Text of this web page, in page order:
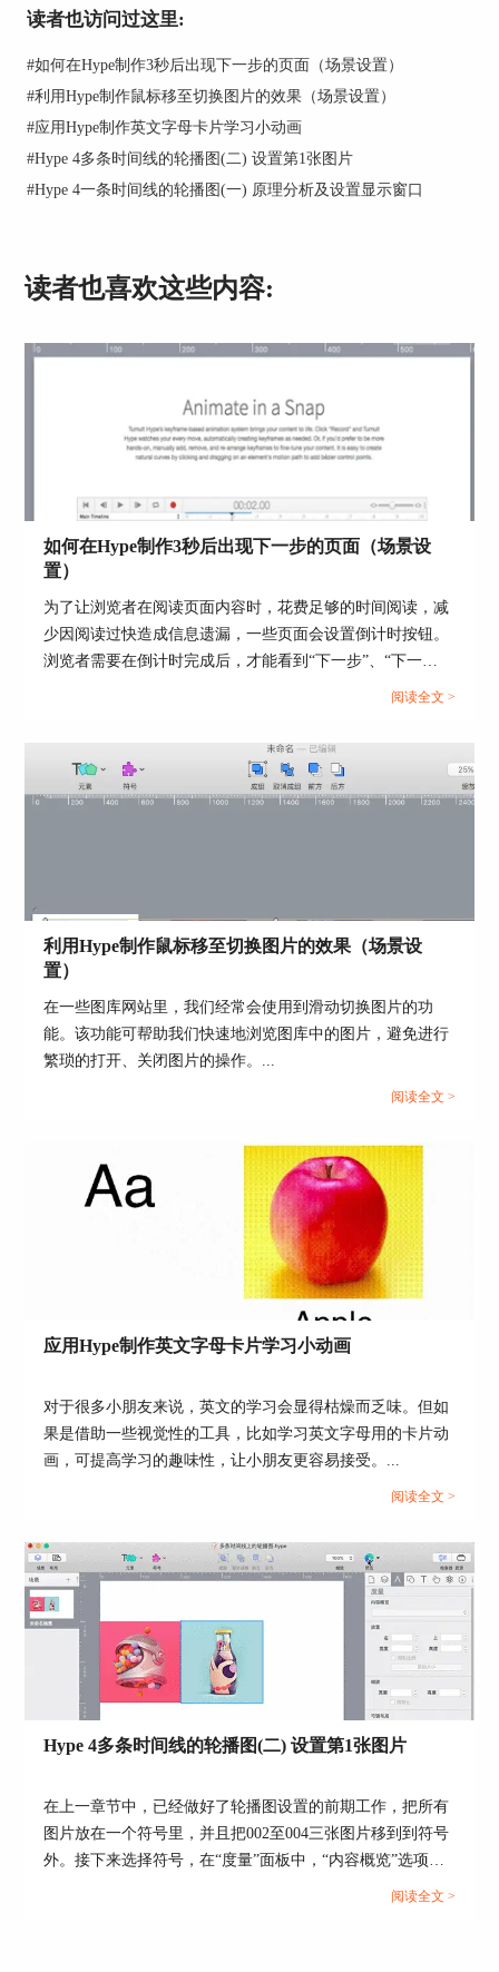
要的个人信息主页页面就已经完成了，需要注意的
是，此时的个人信息主页有一小部分是在场景外
图3：顶部页面展示
二、十字形信封制作
第一步：在“元素”按钮中加入一个矩形元素，然后
变”，第一个颜色的颜色为纯白色，第二个渐变的
颜色颜色代码为“#D6D6D6”,具体如下图4，同时
在“度量检查器”中设置上述矩形的位置都为0px，
图4：矩形颜色渐变
两个矩形元素，同时设置两个矩形的背景颜色为灰
色，颜色代码为“#B9B9B9”，然后调整其中一个矩
形的左边位置为0px，上边位置为45px，宽度为
90px，高度为3px；再调整另一个矩形的左边位置
90px，最终“十字形”的页面效果如下图5红框所
示。
图5：十字形形状展示
第三步：选中上述步骤的两个矩形，然后将这两个
读者也访问过这里:
#如何在Hype制作3秒后出现下一步的页面（场景设置）
#利用Hype制作鼠标移至切换图片的效果（场景设置）
#应用Hype制作英文字母卡片学习小动画
#Hype 4多条时间线的轮播图(二) 设置第1张图片
#Hype 4一条时间线的轮播图(一) 原理分析及设置显示窗口
读者也喜欢这些内容:
如何在Hype制作3秒后出现下一步的页面（场景设
置）
为了让浏览者在阅读页面内容时，花费足够的时间阅读，减
少因阅读过快造成信息遗漏，一些页面会设置倒计时按钮。
浏览者需要在倒计时完成后，才能看到“下一步”、“下一
阅读全文 >
利用Hype制作鼠标移至切换图片的效果（场景设
置）
在一些图库网站里，我们经常会使用到滑动切换图片的功
能。该功能可帮助我们快速地浏览图库中的图片，避免进行
繁琐的打开、关闭图片的操作。...
阅读全文 >
应用Hype制作英文字母卡片学习小动画
对于很多小朋友来说，英文的学习会显得枯燥而乏味。但如
果是借助一些视觉性的工具，比如学习英文字母用的卡片动
画，可提高学习的趣味性，让小朋友更容易接受。...
阅读全文 >
Hype 4多条时间线的轮播图(二) 设置第1张图片
在上一章节中，已经做好了轮播图设置的前期工作，把所有
图片放在一个符号里，并且把002至004三张图片移到到符号
外。接下来选择符号，在“度量”面板中，“内容概览”选项中
选择“隐藏”，把符号外的图片隐藏起来，从而使图片的轮播
阅读全文 >